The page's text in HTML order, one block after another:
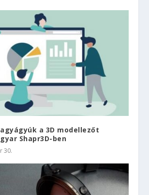
a 3D modellezőt
Shapr3D-ben
30.